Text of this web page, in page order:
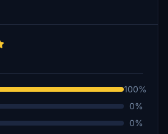
100%
0%
0%